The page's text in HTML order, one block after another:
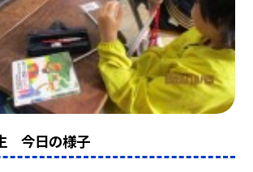
今日の様子